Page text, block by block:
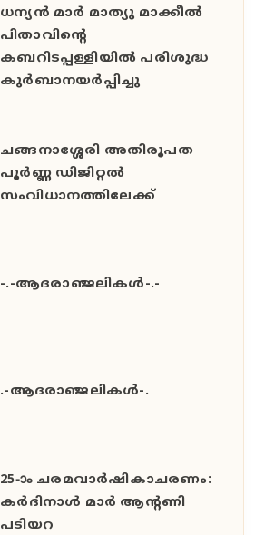
ധന്യൻ മാർ മാത്യു മാക്കീൽ
പിതാവിൻ്റെ
കബറിടപ്പള്ളിയിൽ പരിശുദ്ധ
കുർബാനയർപ്പിച്ചു
ചങ്ങനാശ്ശേരി അതിരൂപത
പൂർണ്ണ ഡിജിറ്റൽ
സംവിധാനത്തിലേക്ക്
-.-ആദരാഞ്ജലികൾ-.-
.-ആദരാഞ്ജലികൾ-.
25-ാം ചരമവാർഷികാചരണം:
കർദിനാൾ മാർ ആന്റണി
പടിയറ